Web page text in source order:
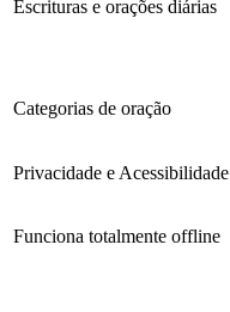
Escrituras e orações diárias
Categorias de oração
Privacidade e Acessibilidade
Funciona totalmente offline